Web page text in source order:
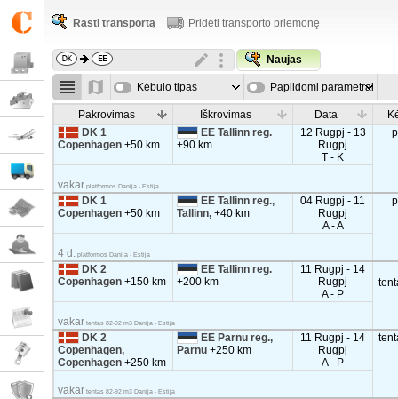
Rasti transportą Pridėti transporto priemonę
Naujas
Kėbulo tipas Papildomi parametrai
Pakrovimas Iškrovimas Data
DK 1
Copenhagen+50 km
EE Tallinn reg.
+90 km
12 Rugpj - 13
Rugpj
T - K
vakar platformos Danija - Estija
DK 1
Copenhagen+50 km
EE Tallinn reg.,
Tallinn,+40 km
04 Rugpj - 11
Rugpj
A - A
4 d. platformos Danija - Estija
DK 2
Copenhagen+150 km
EE Tallinn reg.
+200 km
11 Rugpj - 14
Rugpj
A - P
vakar tentas 82-92 m3 Danija - Estija
DK 2
Copenhagen,
Copenhagen+250 km
EE Parnu reg.,
Parnu+250 km
11 Rugpj - 14
Rugpj
A - P
vakar tentas 82-92 m3 Danija - Estija